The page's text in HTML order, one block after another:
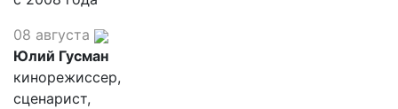
08 августа
Юлий Гусман
кинорежиссер,
сценарист,